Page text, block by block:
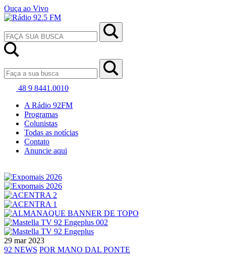
Ouça ao Vivo
48 9 8441.0010
A Rádio 92FM
Programas
Colunistas
Todas as notícias
Contato
Anuncie aqui
29 mar 2023
92 NEWS POR MANO DAL PONTE